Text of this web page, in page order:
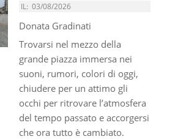
IL: 03/08/2026
Donata Gradinati
Trovarsi nel mezzo della
grande piazza immersa nei
suoni, rumori, colori di oggi,
chiudere per un attimo gli
occhi per ritrovare l’atmosfera
del tempo passato e accorgersi
che ora tutto è cambiato.